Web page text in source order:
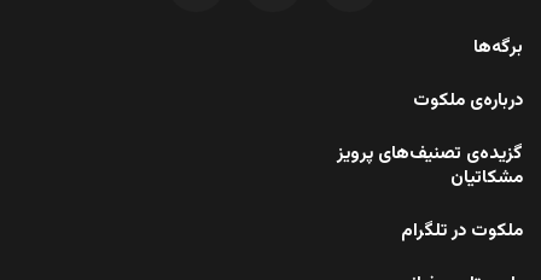
برگه‌ها
درباره‌ی ملکوت
گزیده‌ی تصنیف‌های پرویز
مشکاتیان
ملکوت در تلگرام